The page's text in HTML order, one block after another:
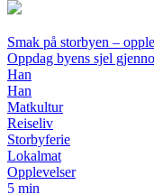
Smak på storbyen –
Oppdag byens sjel
Han
Han
Matkultur
Reiseliv
Storbyferie
Lokalmat
Opplevelser
5 min